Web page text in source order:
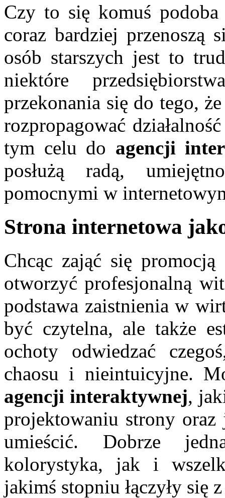
Czy to się komuś
coraz bardziej przenoszą
osób starszych jest to
niektóre
przekonania się do tego,
rozpropagować
tym celu do agencji
posłużą radą,
pomocnymi w
Strona internetowa
Chcąc zająć się
otworzyć profesjonalną
podstawa zaistnienia w
być czytelna, ale także
ochoty odwiedzać
chaosu i nieintuicyjne.
agencji interaktywnej,
projektowaniu strony
umieścić. Dobrze
kolorystyka, jak i
jakimś stopniu łączyły się